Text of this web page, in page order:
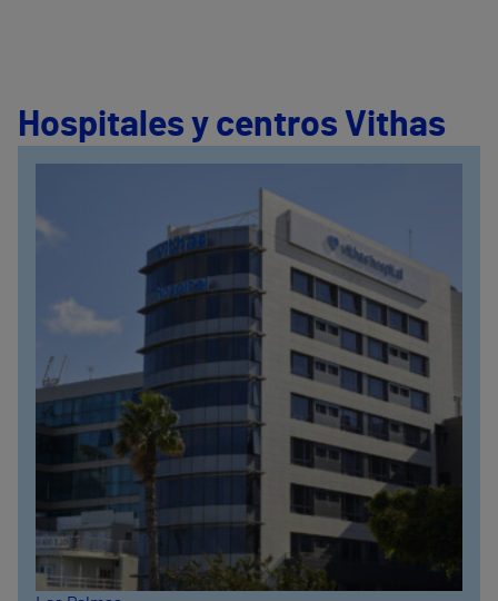
Hospitales y centros Vithas